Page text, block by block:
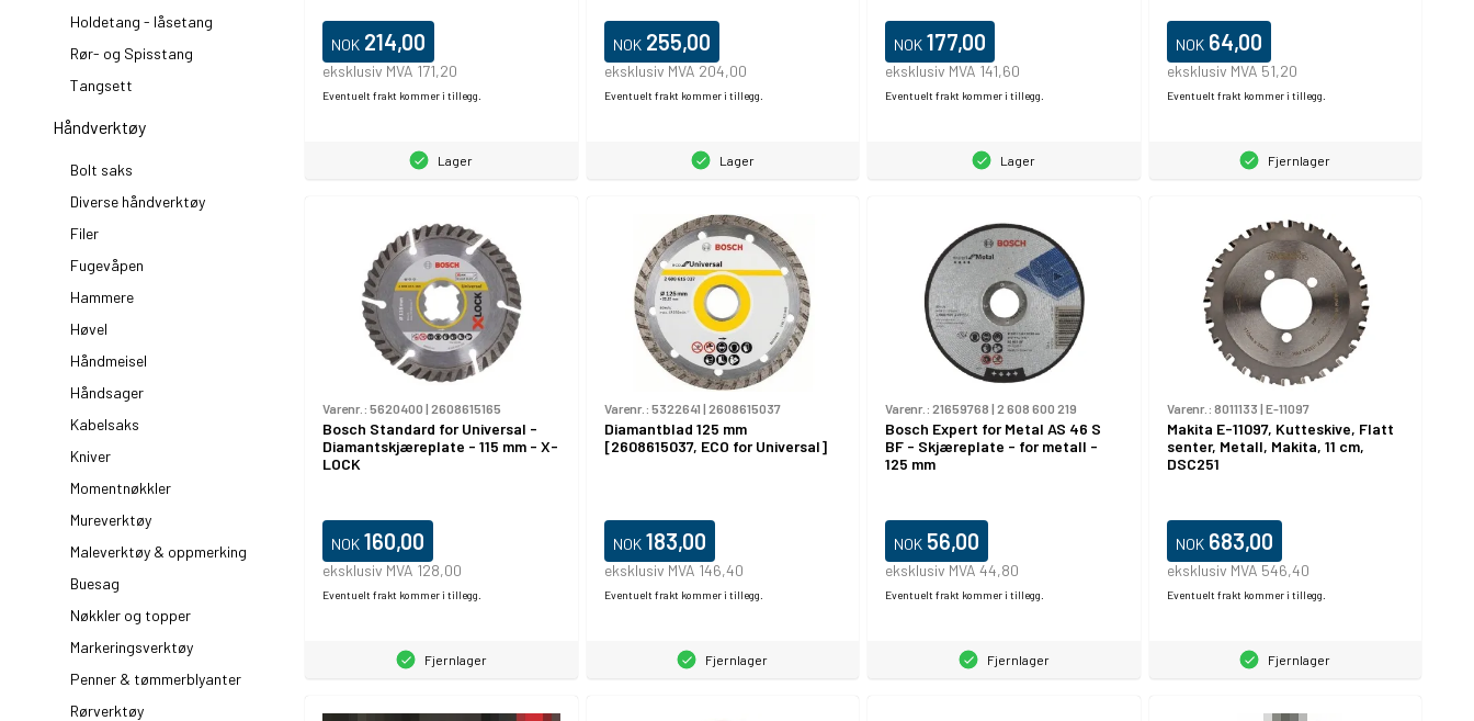
Holdetang - låsetang
Rør- og Spisstang
Tangsett
Håndverktøy
Bolt saks
Diverse håndverktøy
Filer
Fugevåpen
Hammere
Høvel
Håndmeisel
Håndsager
Kabelsaks
Kniver
Momentnøkkler
Mureverktøy
Maleverktøy & oppmerking
Buesag
Nøkkler og topper
Markeringsverktøy
Penner & tømmerblyanter
Rørverktøy
NOK 214,00
eksklusiv MVA 171,20
Eventuelt frakt kommer i tillegg.
Lager
NOK 255,00
eksklusiv MVA 204,00
Eventuelt frakt kommer i tillegg.
Lager
NOK 177,00
eksklusiv MVA 141,60
Eventuelt frakt kommer i tillegg.
Lager
NOK 64,00
eksklusiv MVA 51,20
Eventuelt frakt kommer i tillegg.
Fjernlager
Varenr.: 5620400 | 2608615165
Bosch Standard for Universal -
Diamantskjæreplate - 115 mm - X-
LOCK
NOK 160,00
eksklusiv MVA 128,00
Eventuelt frakt kommer i tillegg.
Fjernlager
Varenr.: 5322641 | 2608615037
Diamantblad 125 mm
[2608615037, ECO for Universal]
NOK 183,00
eksklusiv MVA 146,40
Eventuelt frakt kommer i tillegg.
Fjernlager
Varenr.: 21659768 | 2 608 600 219
Bosch Expert for Metal AS 46 S
BF - Skjæreplate - for metall -
125 mm
NOK 56,00
eksklusiv MVA 44,80
Eventuelt frakt kommer i tillegg.
Fjernlager
Varenr.: 8011133 | E-11097
Makita E-11097, Kutteskive, Flatt
senter, Metall, Makita, 11 cm,
DSC251
NOK 683,00
eksklusiv MVA 546,40
Eventuelt frakt kommer i tillegg.
Fjernlager